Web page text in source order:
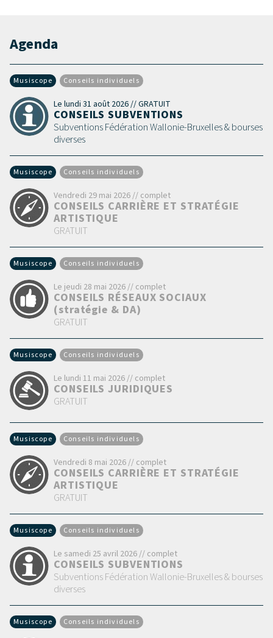
Agenda
Musiscope Conseils individuels
Le lundi 31 août 2026 // GRATUIT
CONSEILS SUBVENTIONS
Subventions Fédération Wallonie-Bruxelles & bourses
diverses
Musiscope Conseils individuels
Vendredi 29 mai 2026 // complet
CONSEILS CARRIÈRE ET STRATÉGIE
ARTISTIQUE
GRATUIT
Musiscope Conseils individuels
Le jeudi 28 mai 2026 // complet
CONSEILS RÉSEAUX SOCIAUX
(stratégie & DA)
GRATUIT
Musiscope Conseils individuels
Le lundi 11 mai 2026 // complet
CONSEILS JURIDIQUES
GRATUIT
Musiscope Conseils individuels
Vendredi 8 mai 2026 // complet
CONSEILS CARRIÈRE ET STRATÉGIE
ARTISTIQUE
GRATUIT
Musiscope Conseils individuels
Le samedi 25 avril 2026 // complet
CONSEILS SUBVENTIONS
Subventions Fédération Wallonie-Bruxelles & bourses
diverses
Musiscope Conseils individuels